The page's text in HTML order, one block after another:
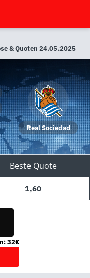
& Quoten 24.05.2025
Real Sociedad
Beste Quote
1,60
32€